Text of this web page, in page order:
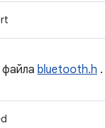
файла bluetooth.h .